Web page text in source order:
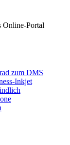
Online-Portal
zum DMS
Inkjet